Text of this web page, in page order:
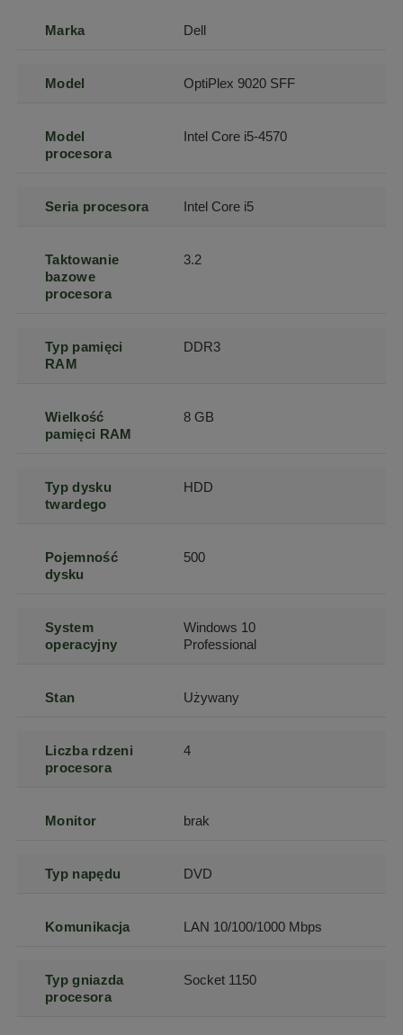
Marka Dell
Model OptiPlex 9020 SFF
Model
procesora
Intel Core i5-4570
Seria procesora Intel Core i5
Taktowanie
bazowe
procesora
3.2
Typ pamięci
RAM
DDR3
Wielkość
pamięci RAM
8 GB
Typ dysku
twardego
HDD
Pojemność
dysku
500
System
operacyjny
Windows 10
Professional
Stan Używany
Liczba rdzeni
procesora
4
Monitor brak
Typ napędu DVD
Komunikacja LAN 10/100/1000 Mbps
Typ gniazda
procesora
Socket 1150